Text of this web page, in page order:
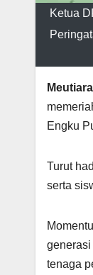
Ketua
Engku
Turut
serta
tenaga